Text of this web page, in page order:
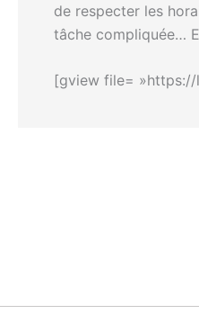
de respecter les
tâche compliquée…
[gview file= »https://